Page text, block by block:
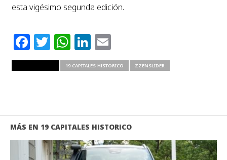
esta vigésimo segunda edición.
Facebook
Twitter
WhatsApp
LinkedIn
Email
19 CAPITALES HISTORICO ZZENSLIDER
MÁS EN 19 CAPITALES HISTORICO